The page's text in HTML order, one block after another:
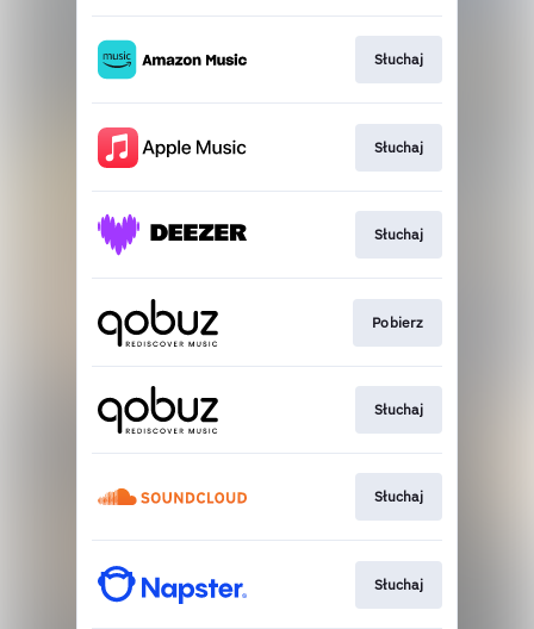
Słuchaj
Słuchaj
Słuchaj
Pobierz
Słuchaj
Słuchaj
Słuchaj